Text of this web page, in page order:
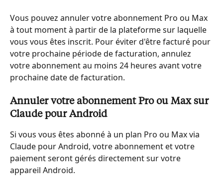
Vous pouvez annuler votre abonnement Pro ou Max
à tout moment à partir de la plateforme sur laquelle
vous vous êtes inscrit. Pour éviter d'être facturé pour
votre prochaine période de facturation, annulez
votre abonnement au moins 24 heures avant votre
prochaine date de facturation.
Annuler votre abonnement Pro ou Max sur
Claude pour Android
Si vous vous êtes abonné à un plan Pro ou Max via
Claude pour Android, votre abonnement et votre
paiement seront gérés directement sur votre
appareil Android.